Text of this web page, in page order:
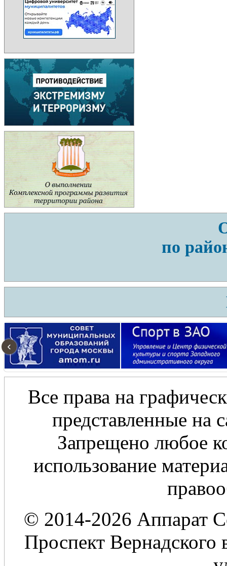
по
‹
Все права на
представленные на
Запрещено любое
использование
© 2014-2026 Аппарат
Проспект